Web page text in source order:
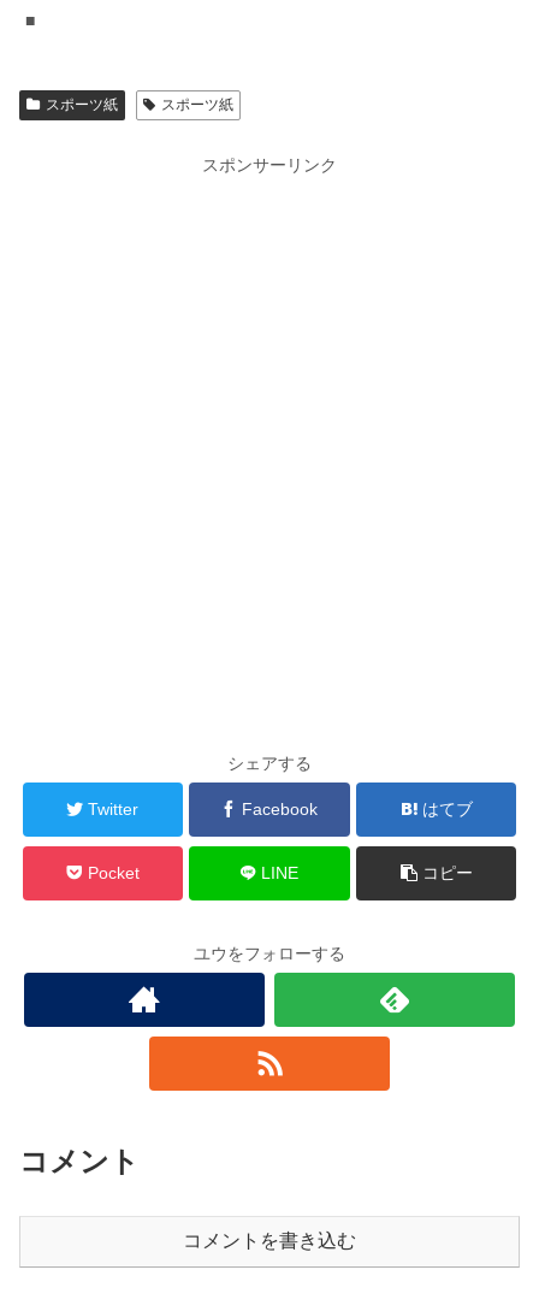
■
スポーツ紙 スポーツ紙
スポンサーリンク
シェアする
Twitter Facebook はてブ
Pocket LINE コピー
ユウをフォローする
コメント
コメントを書き込む